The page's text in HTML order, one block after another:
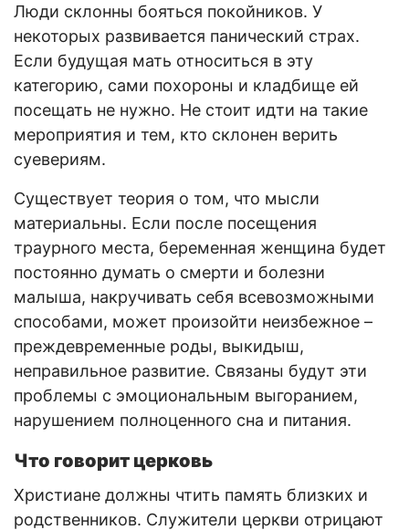
Люди склонны бояться покойников. У
некоторых развивается панический страх.
Если будущая мать относиться в эту
категорию, сами похороны и кладбище ей
посещать не нужно. Не стоит идти на такие
мероприятия и тем, кто склонен верить
суевериям.
Существует теория о том, что мысли
материальны. Если после посещения
траурного места, беременная женщина будет
постоянно думать о смерти и болезни
малыша, накручивать себя всевозможными
способами, может произойти неизбежное –
преждевременные роды, выкидыш,
неправильное развитие. Связаны будут эти
проблемы с эмоциональным выгоранием,
нарушением полноценного сна и питания.
Что говорит церковь
Христиане должны чтить память близких и
родственников. Служители церкви отрицают